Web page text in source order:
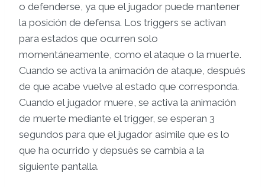
o defenderse, ya que el jugador puede mantener
la posición de defensa. Los triggers se activan
para estados que ocurren solo
momentáneamente, como el ataque o la muerte.
Cuando se activa la animación de ataque, después
de que acabe vuelve al estado que corresponda.
Cuando el jugador muere, se activa la animación
de muerte mediante el trigger, se esperan 3
segundos para que el jugador asimile que es lo
que ha ocurrido y depsués se cambia a la
siguiente pantalla.